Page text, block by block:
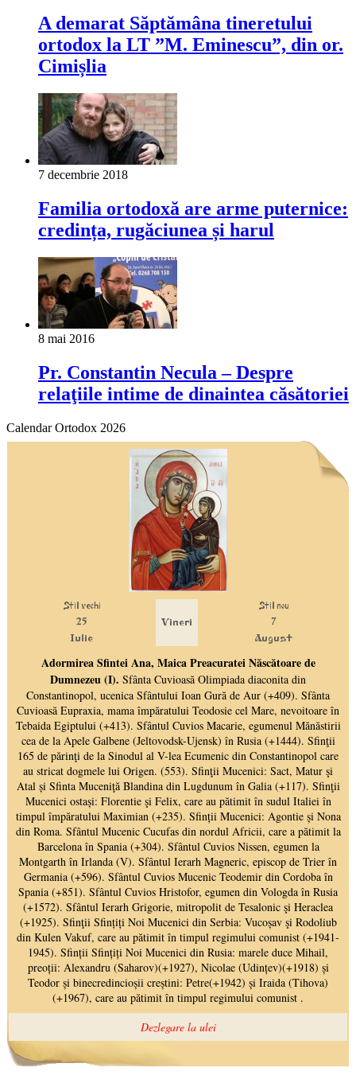
A demarat Săptămâna tineretului
ortodox la LT ”M. Eminescu”, din or.
Cimișlia
7 decembrie 2018
Familia ortodoxă are arme puternice:
credința, rugăciunea și harul
8 mai 2016
Pr. Constantin Necula – Despre
relaţiile intime de dinaintea căsătoriei
Calendar Ortodox 2026